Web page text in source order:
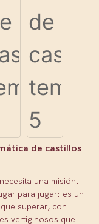
de castillos
una misión.
para jugar: es un
superar, con
vertiginosos que